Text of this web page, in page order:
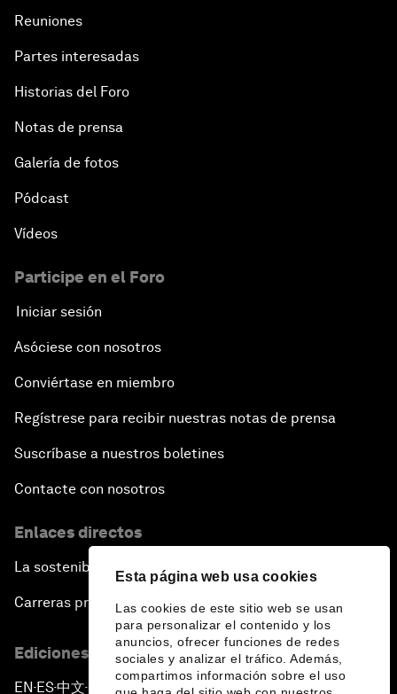
Esta página web usa cookies
Las cookies de este sitio web se usan
para personalizar el contenido y los
anuncios, ofrecer funciones de redes
sociales y analizar el tráfico. Además,
compartimos información sobre el uso
Reuniones
Partes interesadas
Historias del Foro
Notas de prensa
Galería de fotos
Pódcast
Vídeos
Participe en el Foro
Iniciar sesión
Asóciese con nosotros
Conviértase en miembro
Regístrese para recibir nuestras notas de prensa
Suscríbase a nuestros boletines
Contacte con nosotros
Enlaces directos
La sostenibilidad en el Foro
Carreras profesionales
Ediciones en otros idiomas
EN ▪ES▪中文▪ 日本語